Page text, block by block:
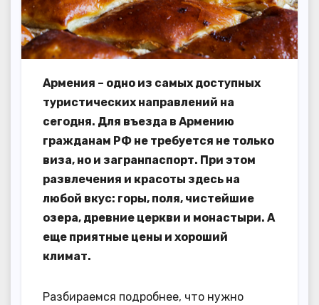
Армения – одно из самых доступных
туристических направлений на
сегодня. Для въезда в Армению
гражданам РФ не требуется не только
виза, но и загранпаспорт. При этом
развлечения и красоты здесь на
любой вкус: горы, поля, чистейшие
озера, древние церкви и монастыри. А
еще приятные цены и хороший
климат.
Разбираемся подробнее, что нужно